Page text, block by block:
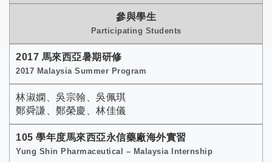
參與學生
Participating Students
2017 馬來西亞暑期研修
2017 Malaysia Summer Program
林淑嫻、吳宗翰、吳佩琪
鄭舜謙、鄭榮慶、林佳儀
105 學年度馬來西亞永信藥廠海外實習
Yung Shin Pharmaceutical – Malaysia Internship